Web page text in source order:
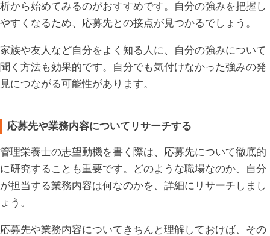
析から始めてみるのがおすすめです。自分の強みを把握し
やすくなるため、応募先との接点が見つかるでしょう。
家族や友人など自分をよく知る人に、自分の強みについて
聞く方法も効果的です。自分でも気付けなかった強みの発
見につながる可能性があります。
応募先や業務内容についてリサーチする
管理栄養士の志望動機を書く際は、応募先について徹底的
に研究することも重要です。どのような職場なのか、自分
が担当する業務内容は何なのかを、詳細にリサーチしまし
ょう。
応募先や業務内容についてきちんと理解しておけば、その